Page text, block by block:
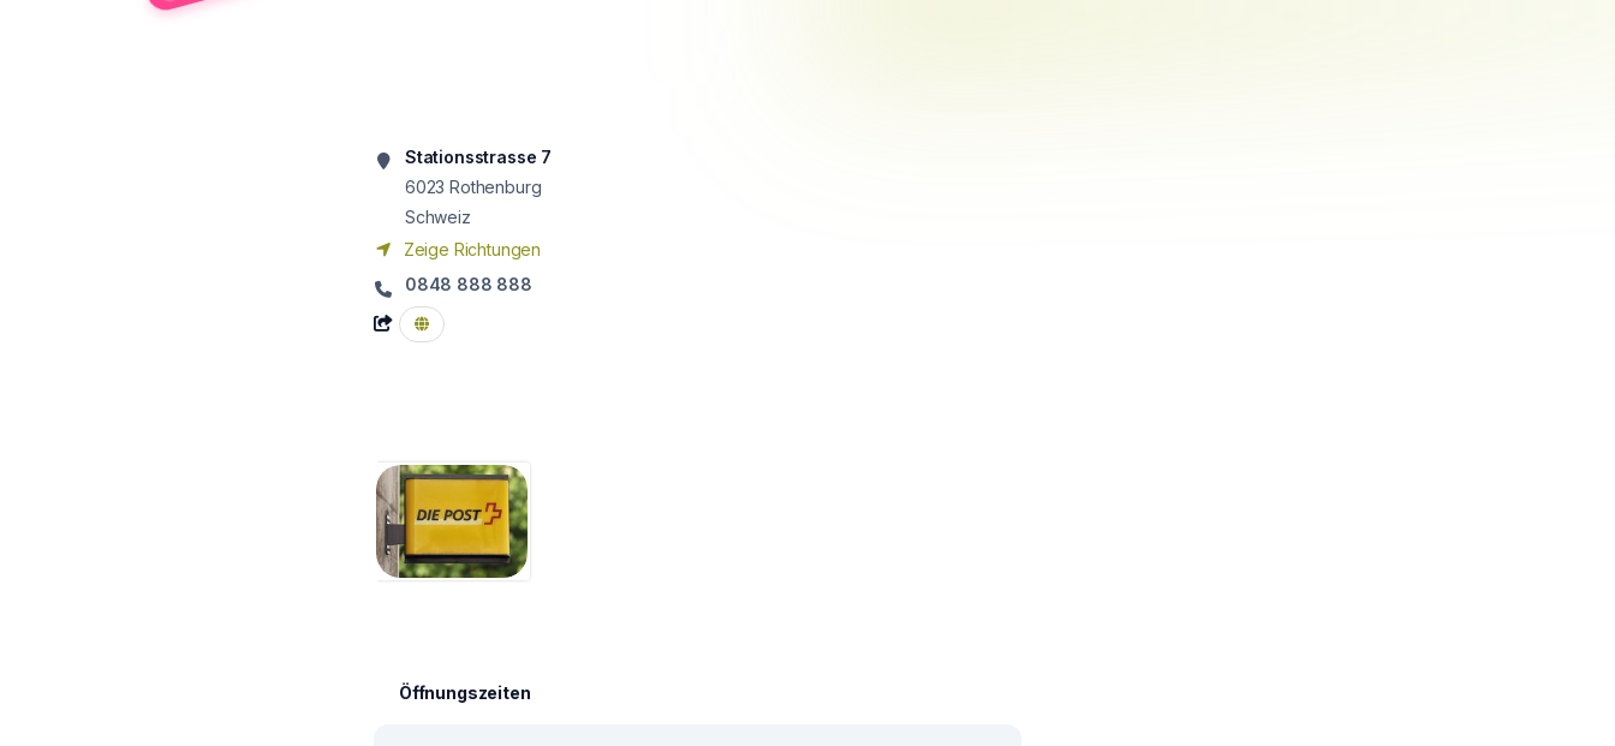
Stationsstrasse 7
6023 Rothenburg
Schweiz
Zeige Richtungen
0848 888 888
Öffnungszeiten